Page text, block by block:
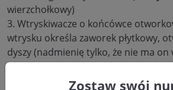
wierzchołkowy)
3. Wtryskiwacze o końcówce
wtrysku określa zaworek płytkowy,
dyszy (nadmienię tylko, że nie ma on
parametry wtrysku – wszystko
Zostaw swój